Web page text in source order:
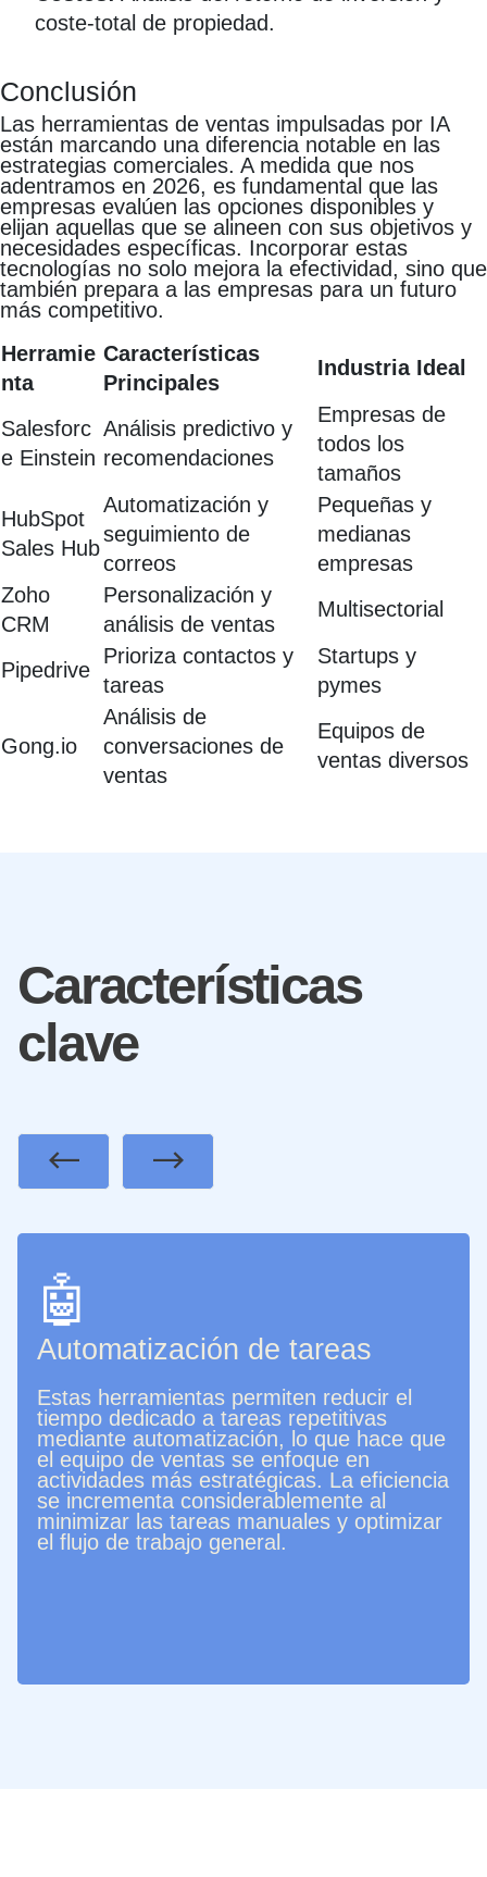
coste-total de propiedad.
Conclusión
Las herramientas de ventas impulsadas por IA
están marcando una diferencia notable en las
estrategias comerciales. A medida que nos
adentramos en 2026, es fundamental que las
empresas evalúen las opciones disponibles y
elijan aquellas que se alineen con sus objetivos y
necesidades específicas. Incorporar estas
tecnologías no solo mejora la efectividad, sino que
también prepara a las empresas para un futuro
más competitivo.
Herramie
nta
Características
Principales
Industria Ideal
Salesforc
e Einstein
Análisis predictivo y
recomendaciones
Empresas de
todos los
tamaños
HubSpot
Sales Hub
Automatización y
seguimiento de
correos
Pequeñas y
medianas
empresas
Zoho
CRM
Personalización y
análisis de ventas
Multisectorial
Pipedrive
Prioriza contactos y
tareas
Startups y
pymes
Gong.io
Análisis de
conversaciones de
ventas
Equipos de
ventas diversos
Características
clave
🤖
Automatización de tareas
Estas herramientas permiten reducir el
tiempo dedicado a tareas repetitivas
mediante automatización, lo que hace que
el equipo de ventas se enfoque en
actividades más estratégicas. La eficiencia
se incrementa considerablemente al
minimizar las tareas manuales y optimizar
el flujo de trabajo general.
PreviousNext